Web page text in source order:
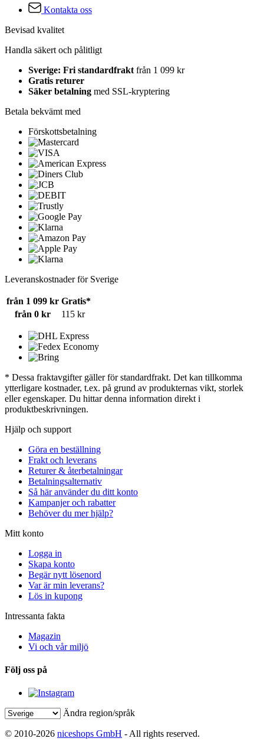
Kontakta oss
Bevisad kvalitet
Handla säkert och pålitligt
Sverige: Fri standardfrakt från 1 099 kr
Gratis returer
Säker betalning med SSL-kryptering
Betala bekvämt med
Förskottsbetalning
Leveranskostnader för Sverige
från 1 099 kr Gratis*
från 0 kr
115 kr
* Dessa fraktavgifter gäller för standardfrakt. Det kan tillkomma
ytterligare kostnader, t.ex. på grund av produkternas vikt, storlek
eller egenskaper. Du hittar denna information direkt i
produktbeskrivningen.
Hjälp och support
Göra en beställning
Frakt och leverans
Returer & återbetalningar
Betalningsalternativ
Så här använder du ditt konto
Kampanjer och rabatter
Behöver du mer hjälp?
Mitt konto
Logga in
Skapa konto
Begär nytt lösenord
Var är min leverans?
Lös in kupong
Intressanta fakta
Magazin
Vi och vår miljö
Följ oss på
Ändra region/språk
© 2010-2026 niceshops GmbH - All rights reserved.